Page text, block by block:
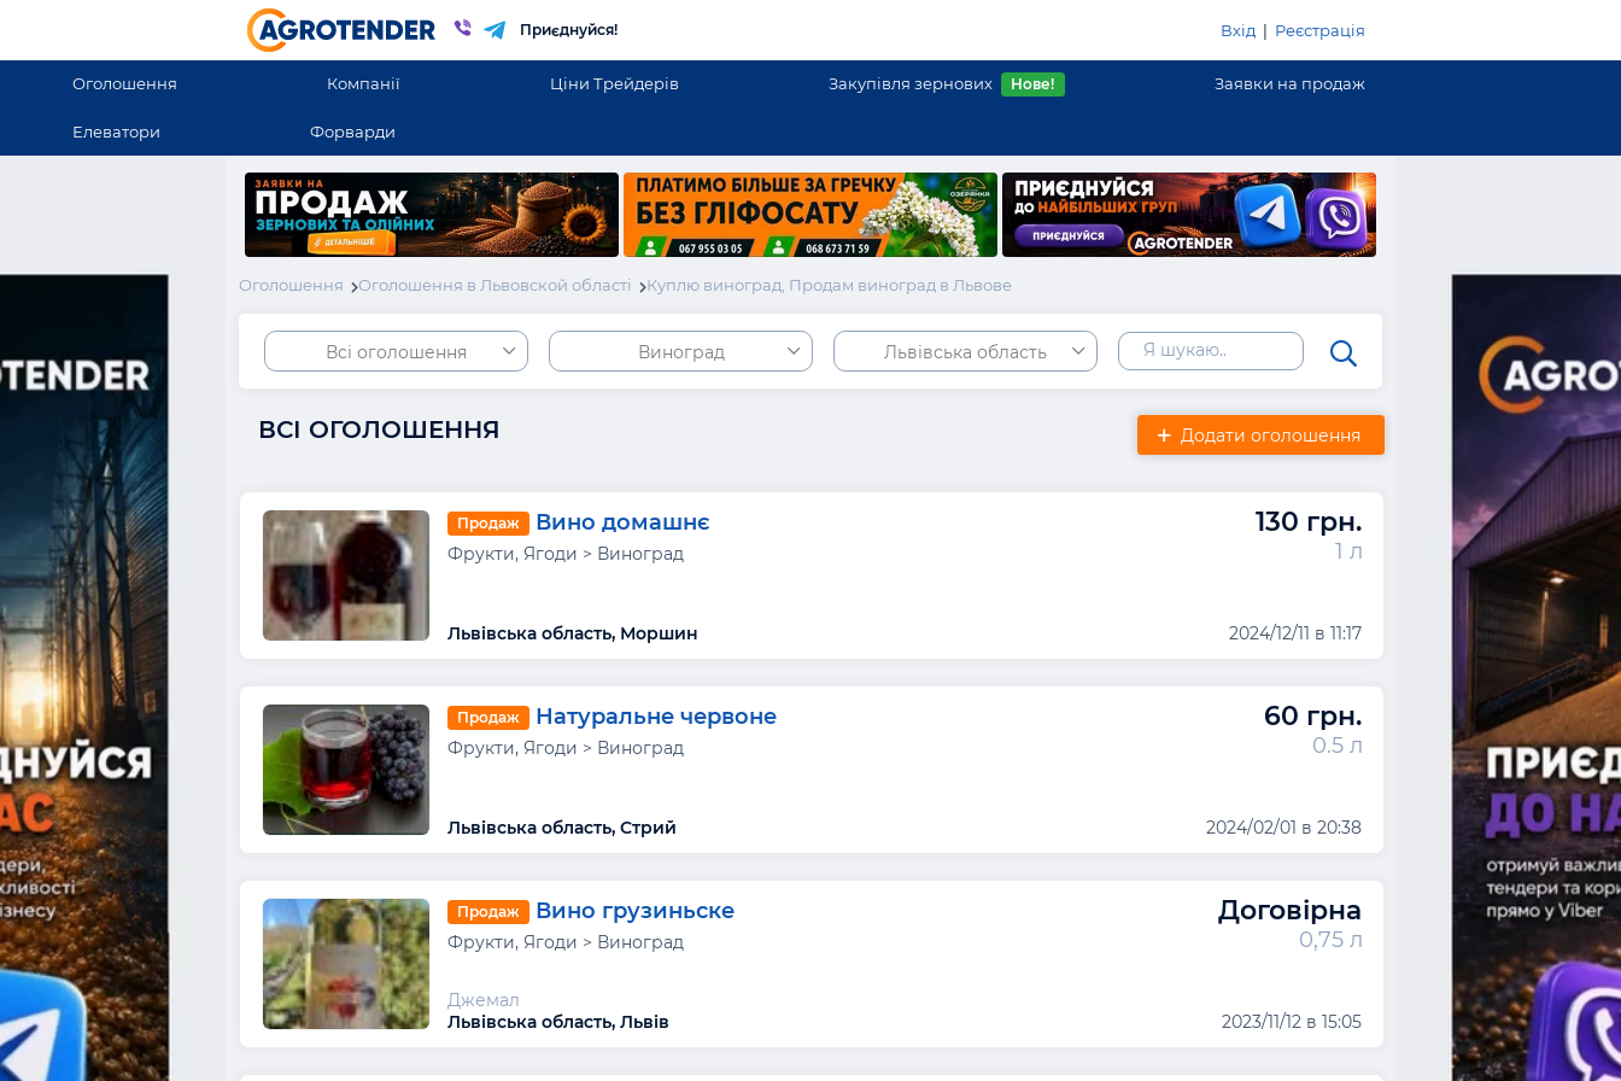
Приєднуйся! Вхід | Реєстрація
Оголошення Компанії Ціни Трейдерів Закупівля зернових Нове! Заявки на продаж
Елеватори Форварди
Оголошення Оголошення в Львовской області Куплю виноград, Продам виноград в Львове
Всі оголошення Виноград Львівська область
Додати оголошення
ВСІ ОГОЛОШЕННЯ
Продаж Вино домашнє 130 грн.
Фрукти, Ягоди > Виноград 1 л
Львівська область, Моршин 2024/12/11 в 11:17
Продаж Натуральне червоне 60 грн.
Фрукти, Ягоди > Виноград 0.5 л
Львівська область, Стрий 2024/02/01 в 20:38
Продаж Вино грузиньске Договірна
Фрукти, Ягоди > Виноград 0,75 л
Джемал
Львівська область, Львів
2023/11/12 в 15:05